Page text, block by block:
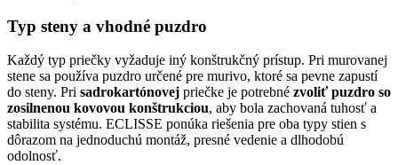
Typ steny a vhodné puzdro
Každý typ priečky vyžaduje iný konštrukčný prístup. Pri murovanej
stene sa používa puzdro určené pre murivo, ktoré sa pevne zapustí
do steny. Pri sadrokartónovej priečke je potrebné zvoliť puzdro so
zosilnenou kovovou konštrukciou, aby bola zachovaná tuhosť a
stabilita systému. ECLISSE ponúka riešenia pre oba typy stien s
dôrazom na jednoduchú montáž, presné vedenie a dlhodobú
odolnosť.